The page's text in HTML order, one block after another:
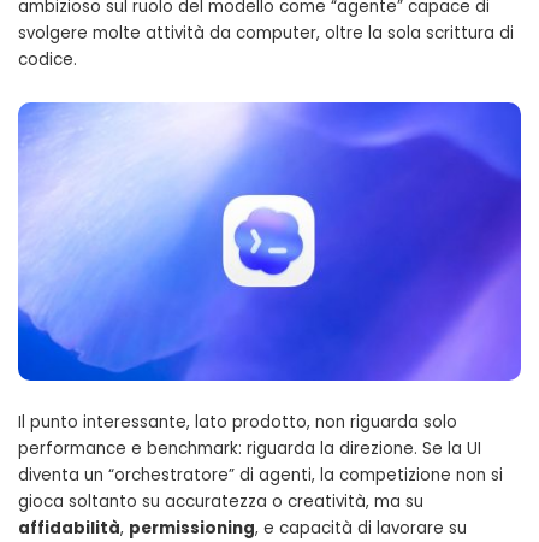
ambizioso sul ruolo del modello come “agente” capace di
svolgere molte attività da computer, oltre la sola scrittura di
codice.
Il punto interessante, lato prodotto, non riguarda solo
performance e benchmark: riguarda la direzione. Se la UI
diventa un “orchestratore” di agenti, la competizione non si
gioca soltanto su accuratezza o creatività, ma su
affidabilità, permissioning, e capacità di lavorare su